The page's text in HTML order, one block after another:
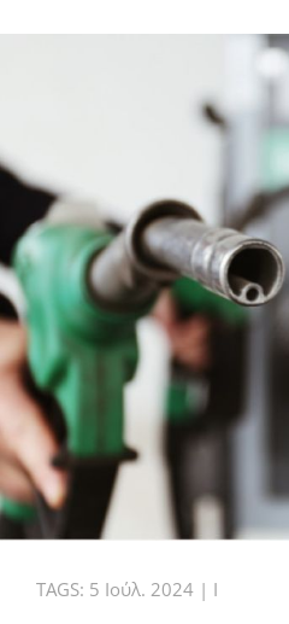
TAGS: 5 Ιούλ. 2024 | I